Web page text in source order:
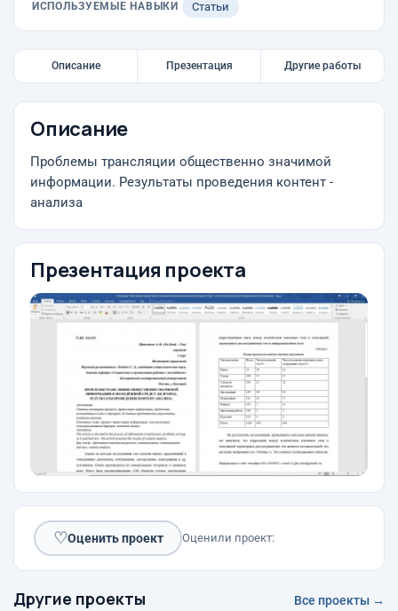
ИСПОЛЬЗУЕМЫЕ НАВЫКИ Статьи
Описание Презентация Другие работы
Описание
Проблемы трансляции общественно значимой
информации. Результаты проведения контент -
анализа
Презентация проекта
♡Оценить проект Оценили проект:
Другие проекты Все проекты →